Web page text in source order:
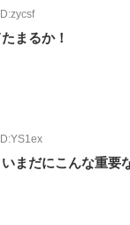
まるか！
まだにこんな重